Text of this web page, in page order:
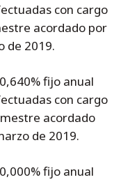
con cargo
acordado por
de 2019.
fijo anual
con cargo
acordado
de 2019.
fijo anual